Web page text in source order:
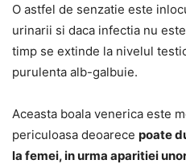
O astfel de senzatie este
urinarii si daca infectia nu
timp se extinde la nivelul
purulenta alb-galbuie.
Aceasta boala venerica este
periculoasa deoarece poate
la femei, in urma aparitiei